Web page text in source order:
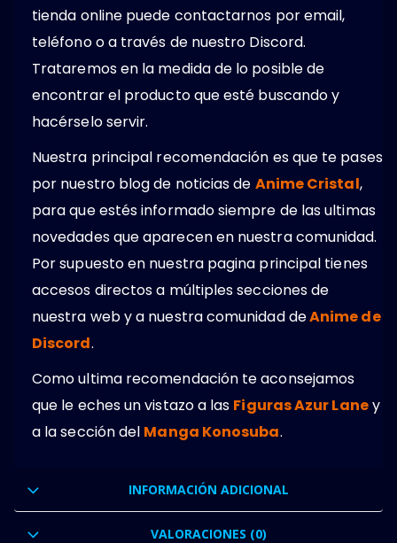
tienda online puede contactarnos por email,
teléfono o a través de nuestro Discord.
Trataremos en la medida de lo posible de
encontrar el producto que esté buscando y
hacérselo servir.
Nuestra principal recomendación es que te pases
por nuestro blog de noticias de Anime Cristal,
para que estés informado siempre de las ultimas
novedades que aparecen en nuestra comunidad.
Por supuesto en nuestra pagina principal tienes
accesos directos a múltiples secciones de
nuestra web y a nuestra comunidad deAnime de
Discord.
Como ultima recomendación te aconsejamos
que le eches un vistazo a las Figuras Azur Laney
a la sección del Manga Konosuba.
INFORMACIÓN ADICIONAL
VALORACIONES (0)